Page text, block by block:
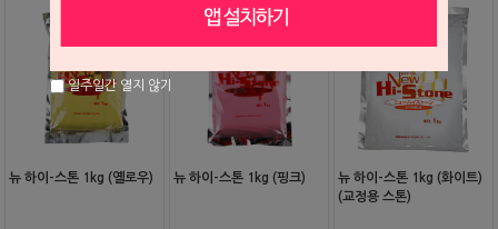
뉴 하이-스톤 1kg (옐로우) 뉴 하이-스톤 1kg (핑크)
뉴 하이-스톤 1kg (화이트)
(교정용 스톤)
일주일간 열지 않기